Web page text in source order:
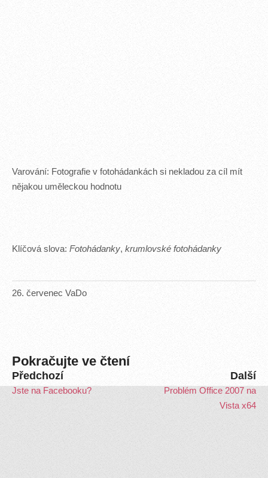
26. červenec VaDo
Varování: Fotografie v fotohádankách si nekladou za cíl mít
nějakou uměleckou hodnotu
Klíčová slova: Fotohádanky, krumlovské fotohádanky
Pokračujte ve čtení
Další
Problém Office 2007 na
Vista x64
Předchozí
Jste na Facebooku?